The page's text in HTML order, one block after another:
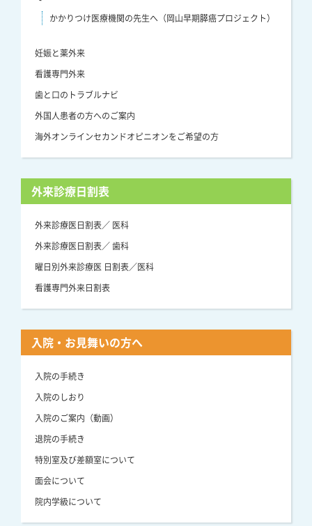
かかりつけ医療機関の先生へ（岡山早期膵癌プロジェクト）
妊娠と薬外来
看護専門外来
歯と口のトラブルナビ
外国人患者の方へのご案内
海外オンラインセカンドオピニオンをご希望の方
外来診療日割表
外来診療医日割表／ 医科
外来診療医日割表／ 歯科
曜日別外来診療医 日割表／医科
看護専門外来日割表
入院・お見舞いの方へ
入院の手続き
入院のしおり
入院のご案内（動画）
退院の手続き
特別室及び差額室について
面会について
院内学級について